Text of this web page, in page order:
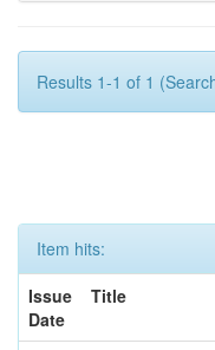
Results 1-1 of 1
Item hits:
Issue
Date
Title